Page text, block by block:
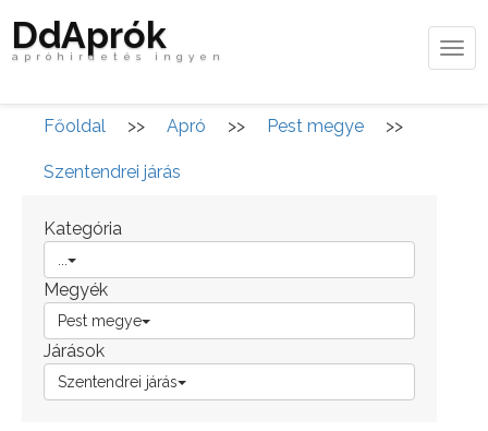
DdAprók
apróhirdetés ingyen
Főoldal >> Apró >> Pest megye >>
Szentendrei járás
Kategória
Megyék
Pest megye
Járások
Szentendrei járás